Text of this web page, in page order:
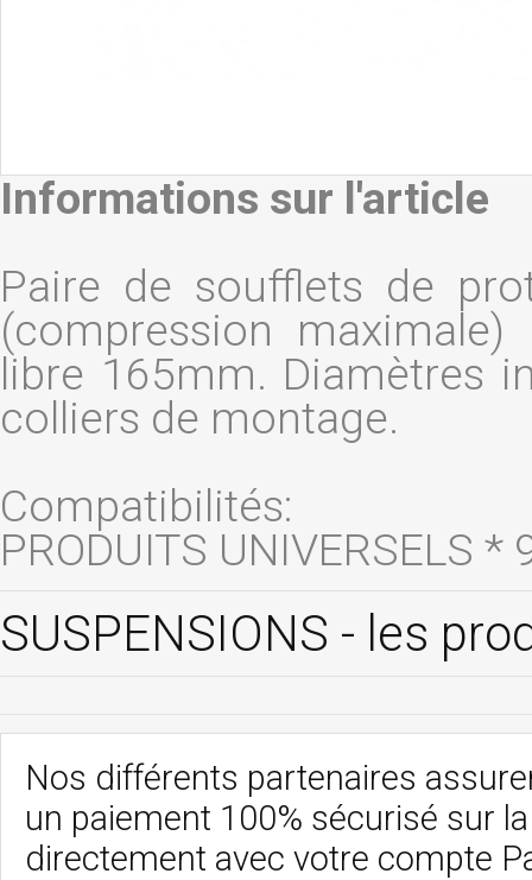
Informations sur l'article
Paire de soufflets de
(compression
libre 165mm. Diamètres
colliers de montage.
Compatibilités:
PRODUITS UNIVERSELS
SUSPENSIONS - les
Nos différents partenaires
un paiement 100% sécurisé sur
directement avec votre compte